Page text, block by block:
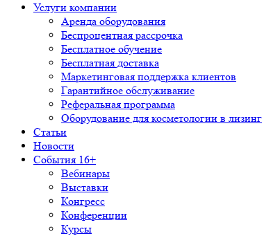
Услуги компании
Аренда оборудования
Беспроцентная рассрочка
Бесплатное обучение
Бесплатная доставка
Маркетинговая поддержка клиентов
Гарантийное обслуживание
Реферальная программа
Оборудование для косметологии в лизинг
Статьи
Новости
События 16+
Вебинары
Выставки
Конгресс
Конференции
Курсы